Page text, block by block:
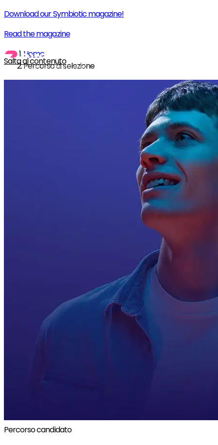
Download our Symbiotic magazine!
Read the magazine
Salta al contenuto
Home
Percorso di selezione
Percorso candidato